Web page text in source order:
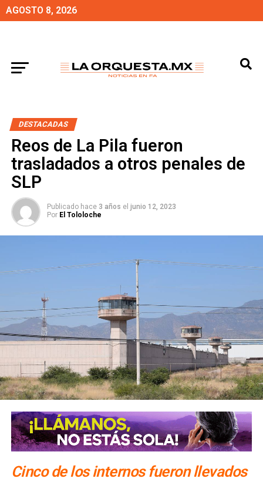
AGOSTO 8, 2026
DESTACADAS
Reos de La Pila fueron
trasladados a otros penales de
SLP
Publicado hace 3 años el junio 12, 2023
Por El Tololoche
Cinco de los internos fueron llevados